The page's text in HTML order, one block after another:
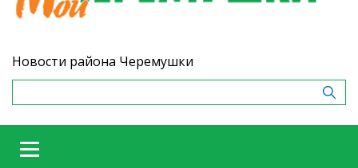
Новости района Черемушки